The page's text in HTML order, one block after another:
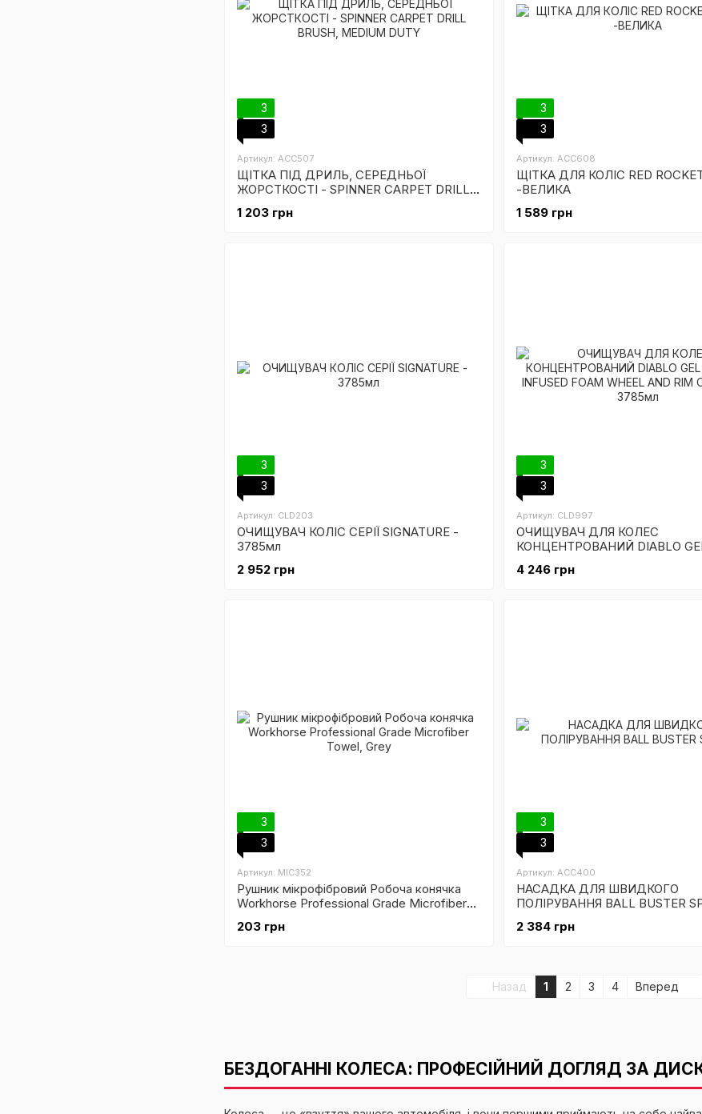
БЕЗДОГАННІ КОЛЕСА: ПРОФЕСІЙНИЙ ДОГЛЯД ЗА
3
3
Артикул: ACC507
ЩІТКА ПІД ДРИЛЬ, СЕРЕДНЬОЇ
ЖОРСТКОСТІ - SPINNER CARPET DRILL
1 203 грн
3
3
Артикул: ACC608
ЩІТКА ДЛЯ КОЛІС RED
-ВЕЛИКА
1 589 грн
3
3
Артикул: CLD203
ОЧИЩУВАЧ КОЛІС СЕРІЇ SIGNATURE -
3785мл
2 952 грн
3
3
Артикул: CLD997
ОЧИЩУВАЧ ДЛЯ КОЛЕС
КОНЦЕНТРОВАНИЙ DIABLO
CLEANER - 3785мл
4 246 грн
3
3
Артикул: MIC352
Рушник мікрофібровий Робоча конячка
Workhorse Professional Grade Microfiber
203 грн
3
3
Артикул: ACC400
НАСАДКА ДЛЯ ШВИДКОГО
ПОЛІРУВАННЯ BALL BUSTER
2 384 грн
Назад 1 2 3 4 Вперед